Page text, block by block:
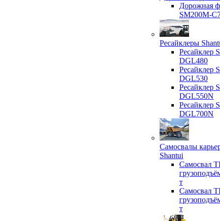
Дорожная
SM200M-
Ресайклеры
Ресайклер
DGL480
Ресайклер
DGL530
Ресайклер
DGL550N
Ресайклер
DGL700N
Самосвалы
Shantui
Самосвал
т
Самосвал
т